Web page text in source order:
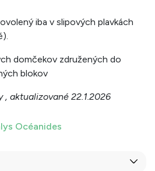
iba v slipových plavkách
domčekov združených do
blokov
, aktualizované 22.1.2026
Océanides